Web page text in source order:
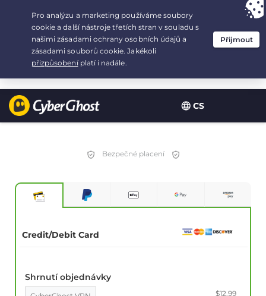
CS
Your choice:The Best Dealfor 3.3333333333333-years at $
/month
Bezpečné placení
Credit/Debit Card
Shrnutí objednávky
$12.99